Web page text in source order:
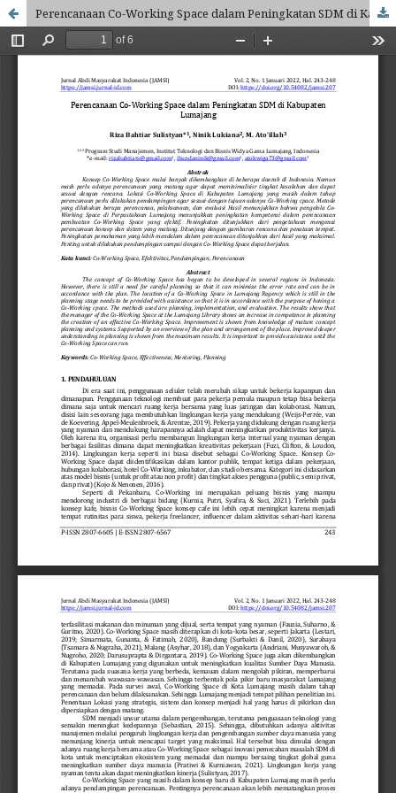
Perencanaan Co-Working Space dalam Peningkatan SDM di Kabupaten Lumajang